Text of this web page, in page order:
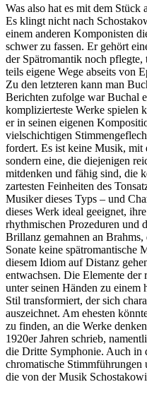
Was also hat es mit dem Stück
Es klingt nicht nach
einem anderen Komponisten
schwer zu fassen. Er gehört
der Spätromantik noch
teils eigene Wege abseits von
Zu den letzteren kann man
Berichten zufolge war Buchal
komplizierteste Werke spielen
er in seinen eigenen
vielschichtigen
fordert. Es ist keine Musik, mit
sondern eine, die diejenigen
mitdenken und fähig sind, die
zartesten Feinheiten des
Musiker dieses Typs – und
dieses Werk ideal geeignet,
rhythmischen Prozeduren und
Brillanz gemahnen an
Sonate keine spätromantische
diesem Idiom auf Distanz
entwachsen. Die Elemente der
unter seinen Händen zu einem
Stil transformiert, der sich
auszeichnet. Am ehesten
zu finden, an die Werke
1920er Jahren schrieb,
die Dritte Symphonie. Auch in
chromatische Stimmführungen
die von der Musik